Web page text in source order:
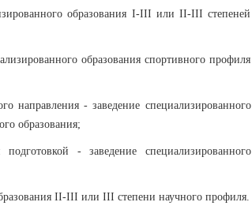
образования I-III или II-III степеней
образования спортивного профиля
направления - заведение специализированного
образования;
- заведение специализированного
II-III или III степени научного профиля.